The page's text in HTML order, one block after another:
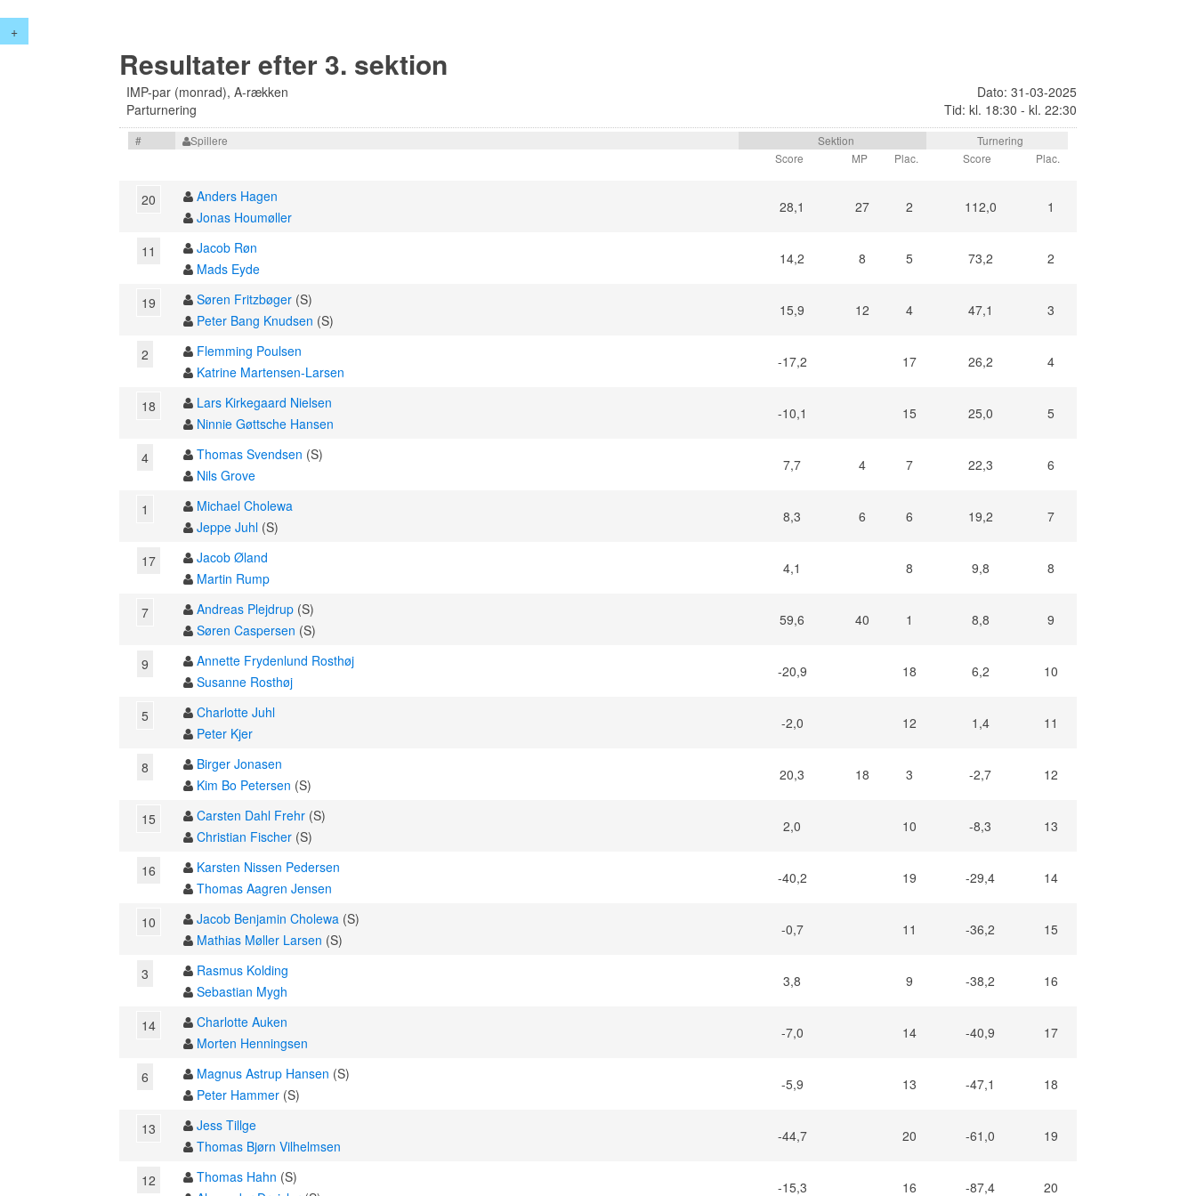
+
Resultater efter 3. sektion
IMP-par (monrad), A-rækken
Parturnering
Dato: 31-03-2025
Tid: kl. 18:30 - kl. 22:30
# Spillere Sektion
Turnering
Score
MP Plac. Score Plac.
20
Anders Hagen
Jonas Houmøller
28,1 27 2 112,0 1
11
Jacob Røn
Mads Eyde
14,2 8 5 73,2 2
19 Søren Fritzbøger (S)
Peter Bang Knudsen (S)
15,9 12 4 47,1 3
2
Flemming Poulsen
Katrine Martensen-Larsen
-17,2 17 26,2 4
18
Lars Kirkegaard Nielsen
Ninnie Gøttsche Hansen
-10,1 15 25,0 5
4 Thomas Svendsen (S)
Nils Grove
7,7 4 7 22,3 6
1
Michael Cholewa
Jeppe Juhl (S)
8,3 6 6 19,2 7
17
Jacob Øland
Martin Rump
4,1 8 9,8 8
7 Andreas Plejdrup (S)
Søren Caspersen (S)
59,6 40 1 8,8 9
9
Annette Frydenlund Rosthøj
Susanne Rosthøj
-20,9 18 6,2 10
5
Charlotte Juhl
Peter Kjer
-2,0 12 1,4 11
8
Birger Jonasen
Kim Bo Petersen (S)
20,3 18 3 -2,7 12
15 Carsten Dahl Frehr (S)
Christian Fischer (S)
2,0 10 -8,3 13
16
Karsten Nissen Pedersen
Thomas Aagren Jensen
-40,2 19 -29,4 14
10 Jacob Benjamin Cholewa (S)
Mathias Møller Larsen (S)
-0,7 11 -36,2 15
3
Rasmus Kolding
Sebastian Mygh
3,8 9 -38,2 16
14
Charlotte Auken
Morten Henningsen
-7,0 14 -40,9 17
6 Magnus Astrup Hansen (S)
Peter Hammer (S)
-5,9 13 -47,1 18
13
Jess Tillge
Thomas Bjørn Vilhelmsen
-44,7 20 -61,0 19
12 Thomas Hahn (S)
-15,3 16 -87,4 20